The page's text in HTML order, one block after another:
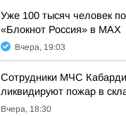
Уже 100 тысяч человек
«Блокнот Россия» в МАХ
Вчера, 19:03
Сотрудники МЧС
ликвидируют пожар в
Вчера, 18:30